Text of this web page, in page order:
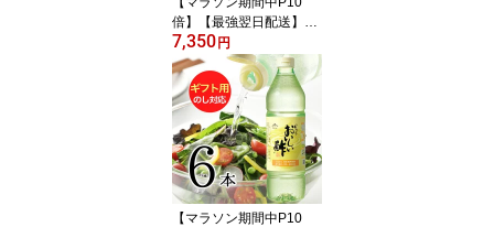
倍】【最強翌日配送】お
いしい酢 955ml 6本酢 お
酢 料理酢 飲む酢 万能調
味料 万能酢 果実酢 健康
おいしいお酢 飲むお酢
健康酢 美味しい酢 みか
ん酢 みかん果実酢 調味
料 漬け物 まろやか 料理
酢のもの
7,350 円
【マラソン期間中P10